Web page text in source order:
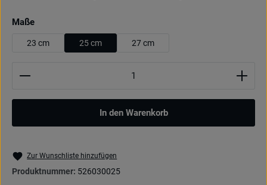
Maßeauswählen
23 cm 25 cm 27 cm
Produkt Anzahl: Gib den gewünschten Wert ein
In den Warenkorb
Zur Wunschliste hinzufügen
Produktnummer: 526030025